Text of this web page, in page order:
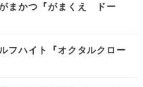
まかつ『がまくえ ドー
フハイト『オクタルクロー